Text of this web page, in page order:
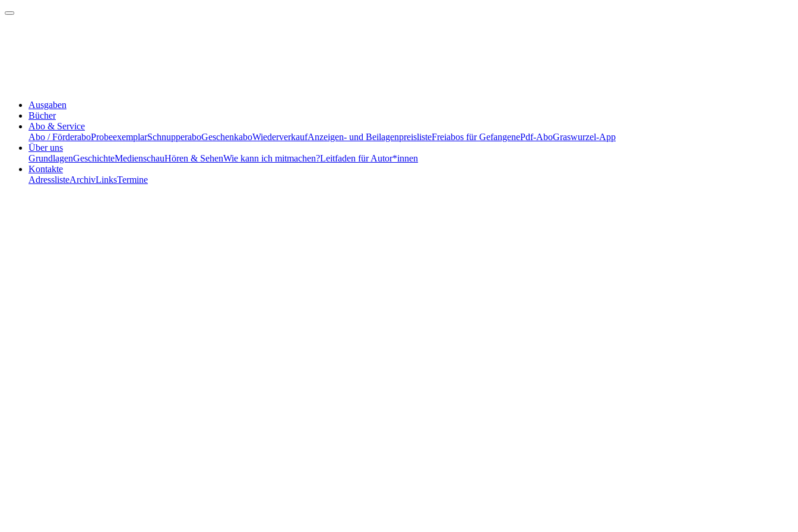
Ausgaben
Bücher
Abo & Service
Abo / FörderaboProbeexemplarSchnupperaboGeschenkaboWiederverkaufAnzeigen- und BeilagenpreislisteFreiabos für GefangenePdf-AboGraswurzel-App
Über uns
GrundlagenGeschichteMedienschauHören & SehenWie kann ich mitmachen?Leitfaden für Autor*innen
Kontakte
AdresslisteArchivLinksTermine